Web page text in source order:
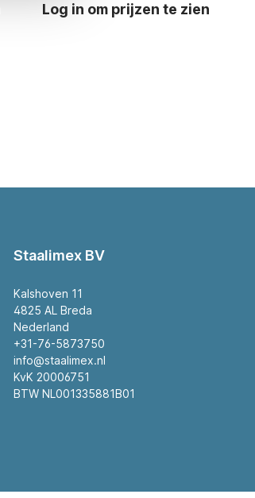
Log in om prijzen te zien
Staalimex BV
Kalshoven 11
4825 AL Breda
Nederland
+31-76-5873750
info@staalimex.nl
KvK 20006751
BTW NL001335881B01